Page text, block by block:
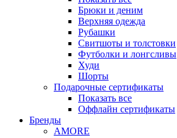
Брюки и деним
Верхняя одежда
Рубашки
Свитшоты и толстовки
Футболки и лонгсливы
Худи
Шорты
Подарочные сертификаты
Показать все
Оффлайн сертификаты
Бренды
AMORE